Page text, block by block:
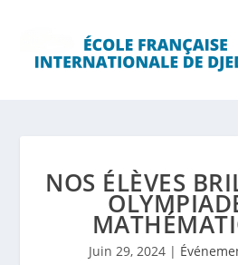
NOS ÉLÈVES
Juin 29, 2024 |